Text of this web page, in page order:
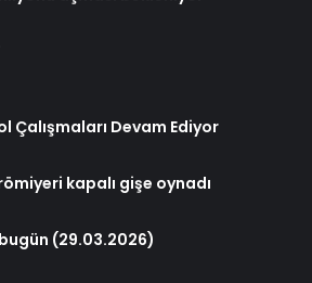
Çalışmaları Devam Ediyor
kapalı gişe oynadı
(29.03.2026)